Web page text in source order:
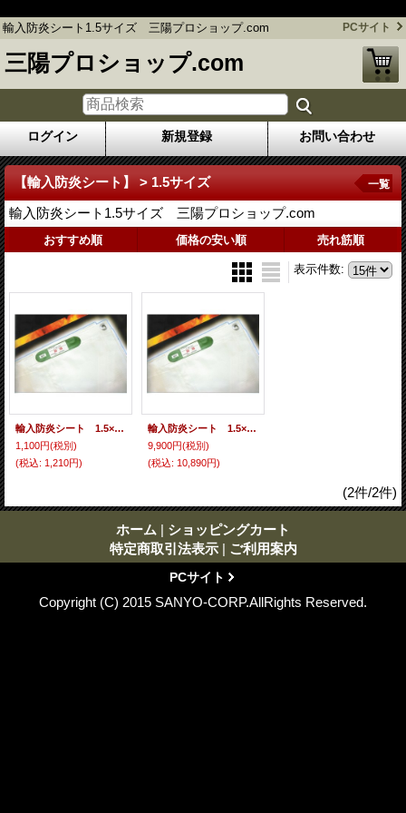
輸入防炎シート1.5サイズ 三陽プロショップ.com PCサイト
三陽プロショップ.com
ログイン 新規登録 お問い合わせ
【輸入防炎シート】 > 1.5サイズ
輸入防炎シート1.5サイズ 三陽プロショップ.com
一覧
おすすめ順 価格の安い順 売れ筋順
表示件数:
輸入防炎シート 1.5×5.4サイズ 1枚 450P
1,100円(税別)
(税込: 1,210円)
輸入防炎シート 1.5×5.4サイズ 10枚 450P
9,900円(税別)
(税込: 10,890円)
(2件/2件)
ホーム | ショッピングカート
特定商取引法表示 | ご利用案内
PCサイト
Copyright (C) 2015 SANYO-CORP.AllRights Reserved.